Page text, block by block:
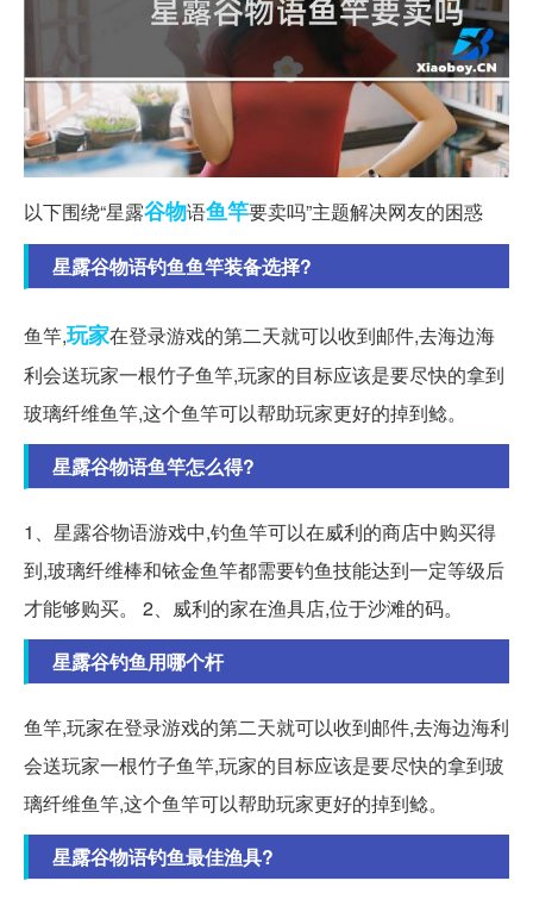
以下围绕“星露谷物语鱼竿要卖吗”主题解决网友的困惑
星露谷物语钓鱼鱼竿装备选择?
鱼竿,玩家在登录游戏的第二天就可以收到邮件,去海边海
利会送玩家一根竹子鱼竿,玩家的目标应该是要尽快的拿到
玻璃纤维鱼竿,这个鱼竿可以帮助玩家更好的掉到鲶。
星露谷物语鱼竿怎么得?
1、星露谷物语游戏中,钓鱼竿可以在威利的商店中购买得
到,玻璃纤维棒和铱金鱼竿都需要钓鱼技能达到一定等级后
才能够购买。 2、威利的家在渔具店,位于沙滩的码。
星露谷钓鱼用哪个杆
鱼竿,玩家在登录游戏的第二天就可以收到邮件,去海边海利
会送玩家一根竹子鱼竿,玩家的目标应该是要尽快的拿到玻
璃纤维鱼竿,这个鱼竿可以帮助玩家更好的掉到鲶。
星露谷物语钓鱼最佳渔具?